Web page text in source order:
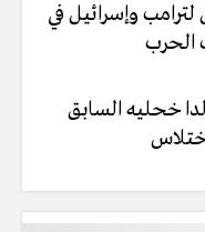
وإسرائيل في
الحرب
خحليه السابق